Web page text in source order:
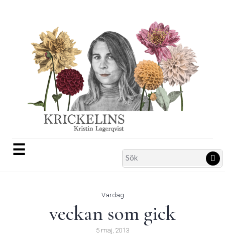
☰
Search
for:
Vardag
veckan som gick
5 maj, 2013